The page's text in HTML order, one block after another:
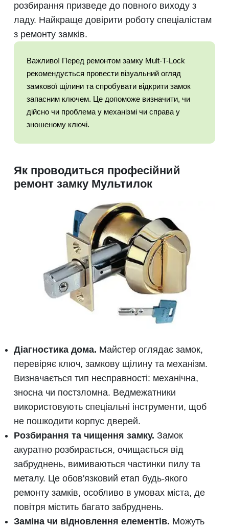
розбирання призведе до повного виходу з
ладу. Найкраще довірити роботу спеціалістам
з ремонту замків.
Важливо! Перед ремонтом замку Mult-T-Lock
рекомендується провести візуальний огляд
замкової щілини та спробувати відкрити замок
запасним ключем. Це допоможе визначити, чи
дійсно чи проблема у механізмі чи справа у
зношеному ключі.
Як проводиться професійний
ремонт замку Мультилок
Діагностика дома. Майстер оглядає замок,
перевіряє ключ, замкову щілину та механізм.
Визначається тип несправності: механічна,
зносна чи постзломна. Ведмежатники
використовують спеціальні інструменти, щоб
не пошкодити корпус дверей.
Розбирання та чищення замку. Замок
акуратно розбирається, очищається від
забруднень, вимиваються частинки пилу та
металу. Це обов'язковий етап будь-якого
ремонту замків, особливо в умовах міста, де
повітря містить багато забруднень.
Заміна чи відновлення елементів. Можуть